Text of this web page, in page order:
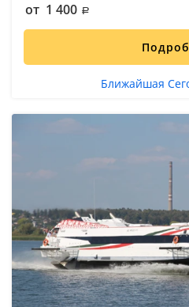
от 1 400
Ближайшая